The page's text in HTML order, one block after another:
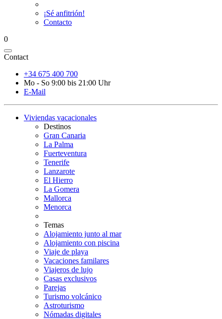
¡Sé anfitrión!
Contacto
0
Contact
+34 675 400 700
Mo - So 9:00 bis 21:00 Uhr
E-Mail
Viviendas vacacionales
Destinos
Gran Canaria
La Palma
Fuerteventura
Tenerife
Lanzarote
El Hierro
La Gomera
Mallorca
Menorca
Temas
Alojamiento junto al mar
Alojamiento con piscina
Viaje de playa
Vacaciones familares
Viajeros de lujo
Casas exclusivos
Parejas
Turismo volcánico
Astroturismo
Nómadas digitales